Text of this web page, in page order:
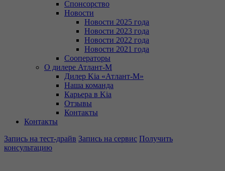
Спонсорство
Новости
Новости 2025 года
Новости 2023 года
Новости 2022 года
Новости 2021 года
Сооператоры
О дилере Атлант-М
Дилер Kia «Атлант-М»
Наша команда
Карьера в Kia
Отзывы
Контакты
Контакты
Запись на тест-драйв Запись на сервис Получить
консультацию